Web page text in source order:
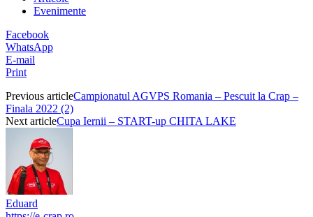
Evenimente
Facebook
WhatsApp
E-mail
Print
Previous articleCampionatul AGVPS Romania – Pescuit la Crap –
Finala 2022 (2)
Next articleCupa Iernii – START-up CHITA LAKE
Eduard